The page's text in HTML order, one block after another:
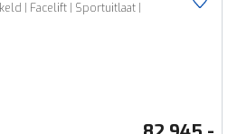
| Facelift | Sportuitlaat |